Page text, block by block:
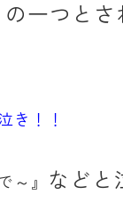
一つとさ
き！！
～』
などと